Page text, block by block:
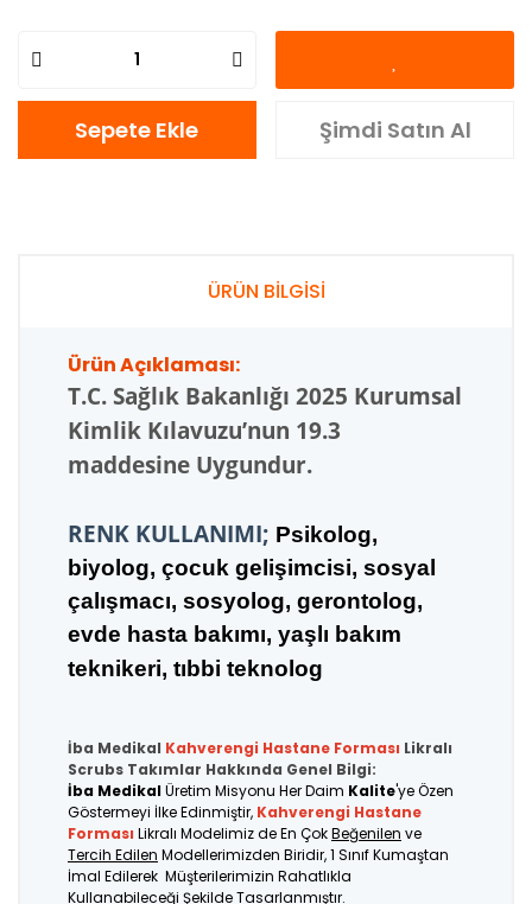
Sepete Ekle Şimdi Satın Al
ÜRÜN BİLGİSİ
Ürün Açıklaması:
T.C. Sağlık Bakanlığı 2025 Kurumsal
Kimlik Kılavuzu’nun 19.3
maddesine Uygundur.
RENK KULLANIMI; Psikolog,
biyolog, çocuk gelişimcisi, sosyal
çalışmacı, sosyolog, gerontolog,
evde hasta bakımı, yaşlı bakım
teknikeri, tıbbi teknolog
İba Medikal Kahverengi Hastane Forması Likralı
Scrubs Takımlar Hakkında Genel Bilgi:
İba MedikalÜretim Misyonu Her Daim Kalite'ye Özen
Göstermeyi İlke Edinmiştir, Kahverengi Hastane
Forması Likralı Modelimiz de En ÇokBeğenilen ve
Tercih Edilen Modellerimizden Biridir, 1 Sınıf Kumaştan
İmal Edilerek Müşterilerimizin Rahatlıkla
Kullanabileceği Şekilde Tasarlanmıştır.